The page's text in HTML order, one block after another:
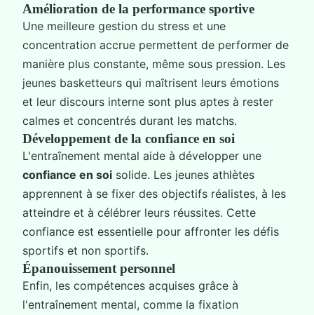
Amélioration de la performance sportive
Une meilleure gestion du stress et une
concentration accrue permettent de performer de
manière plus constante, même sous pression. Les
jeunes basketteurs qui maîtrisent leurs émotions
et leur discours interne sont plus aptes à rester
calmes et concentrés durant les matchs.
Développement de la confiance en soi
L'entraînement mental aide à développer une
confiance en soi solide. Les jeunes athlètes
apprennent à se fixer des objectifs réalistes, à les
atteindre et à célébrer leurs réussites. Cette
confiance est essentielle pour affronter les défis
sportifs et non sportifs.
Épanouissement personnel
Enfin, les compétences acquises grâce à
l'entraînement mental, comme la fixation